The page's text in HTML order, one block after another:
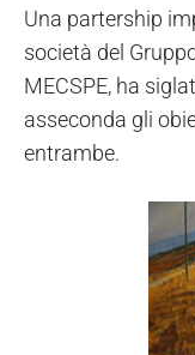
Una partership
società del
MECSPE, ha
asseconda gli
entrambe.